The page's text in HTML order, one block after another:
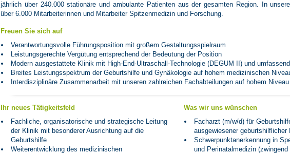
jährlich über 240.000 stationäre und ambulante Patienten aus der gesamten Region. In
über 6.000 Mitarbeiterinnen und Mitarbeiter Spitzenmedizin und Forschung.
Freuen Sie sich auf
Verantwortungsvolle Führungsposition mit großem Gestaltungsspielraum
Leistungsgerechte Vergütung entsprechend der Bedeutung der Position
Modern ausgestattete Klinik mit High-End-Ultraschall-Technologie (DEGUM II) und
Breites Leistungsspektrum der Geburtshilfe und Gynäkologie auf hohem medizinischen
Interdisziplinäre Zusammenarbeit mit unseren zahlreichen Fachabteilungen auf hohem Niveau
Ihr neues Tätigkeitsfeld
Fachliche, organisatorische und strategische Leitung
der Klinik mit besonderer Ausrichtung auf die
Geburtshilfe
Weiterentwicklung des medizinischen
Was wir uns wünschen
Facharzt (m/w/d) für
ausgewiesener geburtshilflicher
Schwerpunktanerkennung in
und Perinatalmedizin (zwingend